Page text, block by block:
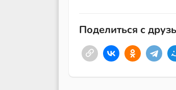
Поделиться с